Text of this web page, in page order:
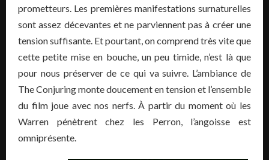
prometteurs. Les premières manifestations surnaturelles
sont assez décevantes et ne parviennent pas à créer une
tension suffisante. Et pourtant, on comprend très vite que
cette petite mise en bouche, un peu timide, n’est là que
pour nous préserver de ce qui va suivre. L’ambiance de
The Conjuring monte doucement en tension et l’ensemble
du film joue avec nos nerfs. À partir du moment où les
Warren pénètrent chez les Perron, l’angoisse est
omniprésente.